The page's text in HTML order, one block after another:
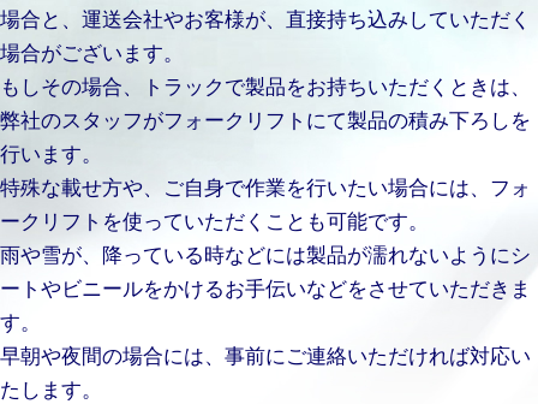
場合と、運送会社やお客様が、直接持ち込みしていただく
場合がございます。
もしその場合、トラックで製品をお持ちいただくときは、
弊社のスタッフがフォークリフトにて製品の積み下ろしを
行います。
特殊な載せ方や、ご自身で作業を行いたい場合には、フォ
ークリフトを使っていただくことも可能です。
雨や雪が、降っている時などには製品が濡れないようにシ
ートやビニールをかけるお手伝いなどをさせていただきま
す。
早朝や夜間の場合には、事前にご連絡いただければ対応い
たします。